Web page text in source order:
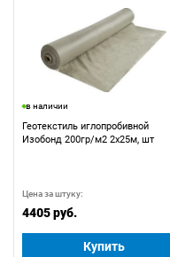
в наличии
Геотекстиль иглопробивной
Изобонд 200гр/м2 2х25м, шт
Цена за штуку:
4405 руб.
Купить